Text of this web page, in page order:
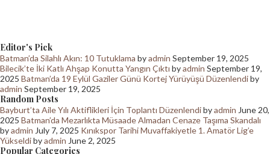
Editor's Pick
Batman’da Silahlı Akın: 10 Tutuklama byadmin September 19, 2025
Bilecik’te İki Katlı Ahşap Konutta Yangın Çıktı byadmin September 19,
2025 Batman’da 19 Eylül Gaziler Günü Kortej Yürüyüşü Düzenlendiby
admin September 19, 2025
Random Posts
Bayburt’ta Aile Yılı Aktiflikleri İçin Toplantı Düzenlendibyadmin June 20,
2025 Batman’da Mezarlıkta Müsaade Almadan Cenaze Taşıma Skandalı
byadmin July 7, 2025 Kınıkspor Tarihi Muvaffakiyetle 1. Amatör Lig’e
Yükseldibyadmin June 2, 2025
Popular Categories